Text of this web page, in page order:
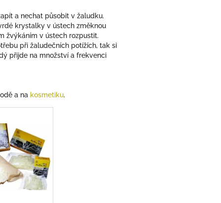
a nechat působit v žaludku.
krystalky v ústech změknou
žvýkáním v ústech rozpustit.
při žaludečních potížích, tak si
přijde na množství a frekvenci
a na kosmetiku.